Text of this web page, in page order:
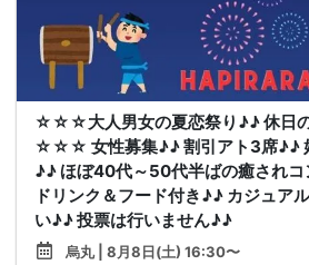
☆☆☆大人男女の夏恋祭り♪♪ 休日
☆☆☆ 女性募集♪♪ 割引アト3席♪♪
♪♪ ほぼ40代～50代半ばの癒され
ドリンク＆フード付き♪♪ カジュア
い♪♪ 投票は行いません♪♪
烏丸 | 8月8日(土) 16:30〜